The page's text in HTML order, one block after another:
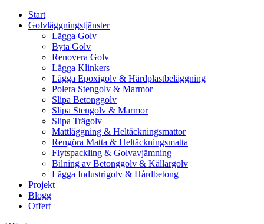
Start
Golvläggningstjänster
Lägga Golv
Byta Golv
Renovera Golv
Lägga Klinkers
Lägga Epoxigolv & Härdplastbeläggning
Polera Stengolv & Marmor
Slipa Betonggolv
Slipa Stengolv & Marmor
Slipa Trägolv
Mattläggning & Heltäckningsmattor
Rengöra Matta & Heltäckningsmatta
Flytspackling & Golvavjämning
Bilning av Betonggolv & Källargolv
Lägga Industrigolv & Hårdbetong
Projekt
Blogg
Offert